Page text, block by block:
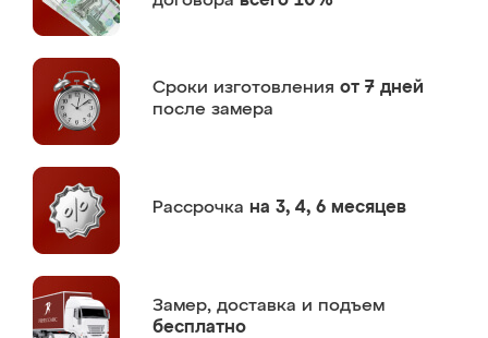
Сроки изготовления от 7 дней
после замера
Рассрочка на 3, 4, 6 месяцев
Замер, доставка и подъем
бесплатно